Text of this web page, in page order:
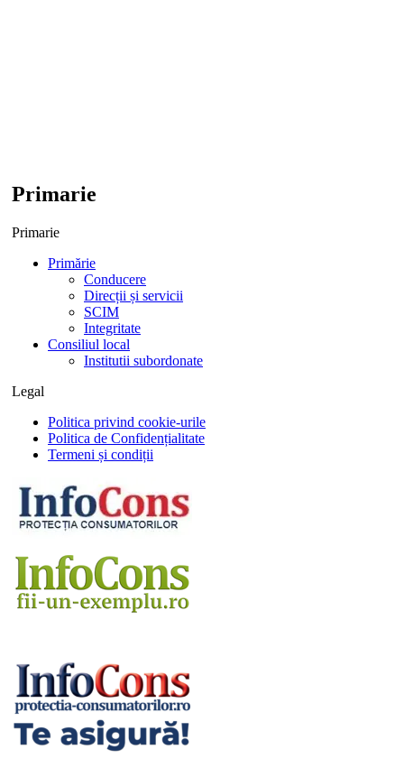
Primarie
Primarie
Primărie
Conducere
Direcții și servicii
SCIM
Integritate
Consiliul local
Institutii subordonate
Legal
Politica privind cookie-urile
Politica de Confidențialitate
Termeni și condiții